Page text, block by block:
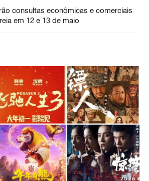
consultas econômicas e comerciais
em 12 e 13 de maio